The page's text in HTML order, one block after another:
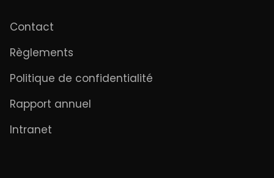
Contact
Règlements
Politique de confidentialité
Rapport annuel
Intranet